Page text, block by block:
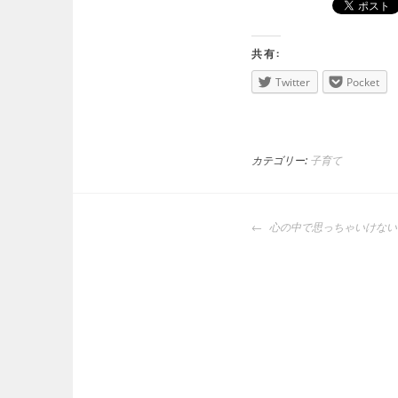
共有:
Twitter
Pocket
カテゴリー: 子育て
投心の中で思っちゃいけな